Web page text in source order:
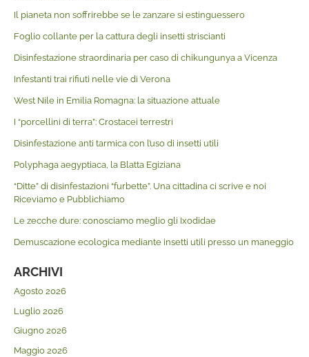
Il pianeta non soffrirebbe se le zanzare si estinguessero
Foglio collante per la cattura degli insetti striscianti
Disinfestazione straordinaria per caso di chikungunya a Vicenza
Infestanti trai rifiuti nelle vie di Verona
West Nile in Emilia Romagna: la situazione attuale
I “porcellini di terra”: Crostacei terrestri
Disinfestazione anti tarmica con l’uso di insetti utili
Polyphaga aegyptiaca, la Blatta Egiziana
“Ditte” di disinfestazioni “furbette”. Una cittadina ci scrive e noi
Riceviamo e Pubblichiamo
Le zecche dure: conosciamo meglio gli Ixodidae
Demuscazione ecologica mediante insetti utili presso un maneggio
ARCHIVI
Agosto 2026
Luglio 2026
Giugno 2026
Maggio 2026